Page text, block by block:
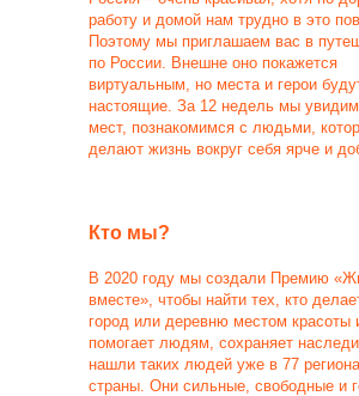
В 2020 году мы создали Премию
вместе», чтобы найти тех, кто
город или деревню местом красоты
помогает людям, сохраняет
нашли таких людей уже в 77
страны. Они сильные, свободные и
Кто мы?
работу и домой нам трудно в это
Поэтому мы приглашаем вас в
по России. Внешне оно покажется
виртуальным, но места и герои
настоящие. За 12 недель мы
мест, познакомимся с людьми,
делают жизнь вокруг себя ярче и